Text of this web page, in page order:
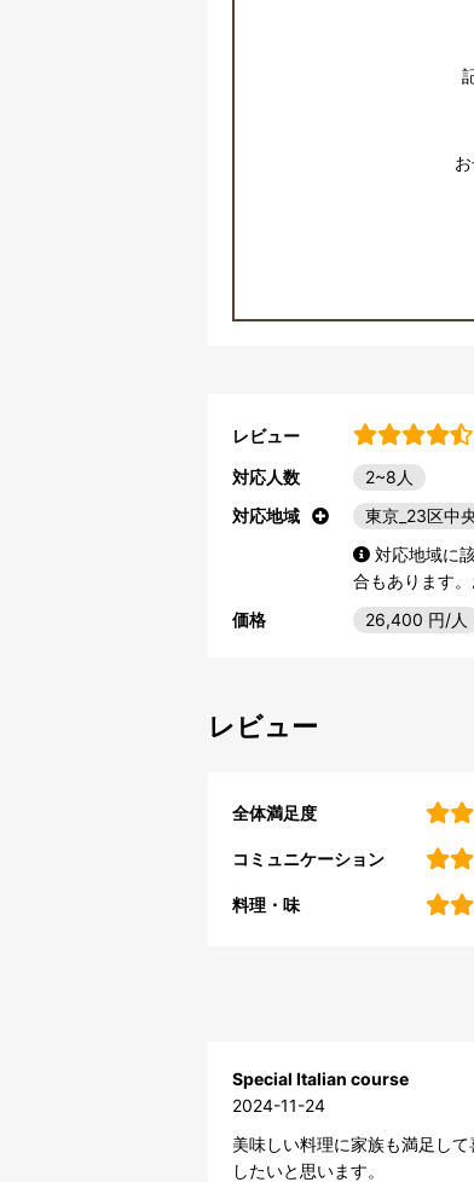
レビュー
対応人数
2~8人
対応地域
東京_23区中
対応地域に
合もあります
価格
26,400 円/人
レビュー
全体満足度
コミュニケーション
料理・味
Special Italian course
2024-11-24
美味しい料理に家族も満足し
したいと思います。